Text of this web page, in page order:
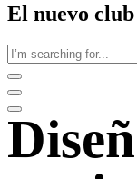
El nuevo